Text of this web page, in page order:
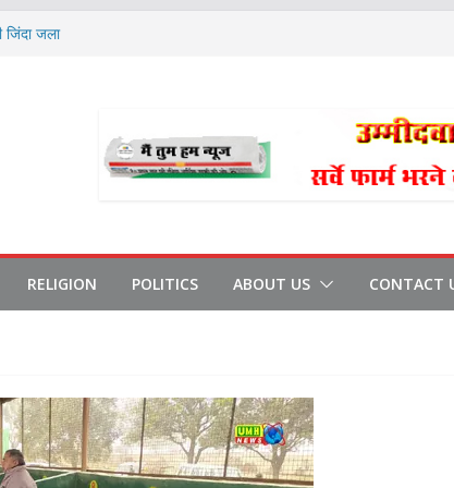
जला
लुढ़का पारा
चुनाव रद्द
RELIGION POLITICS ABOUT US CONTACT